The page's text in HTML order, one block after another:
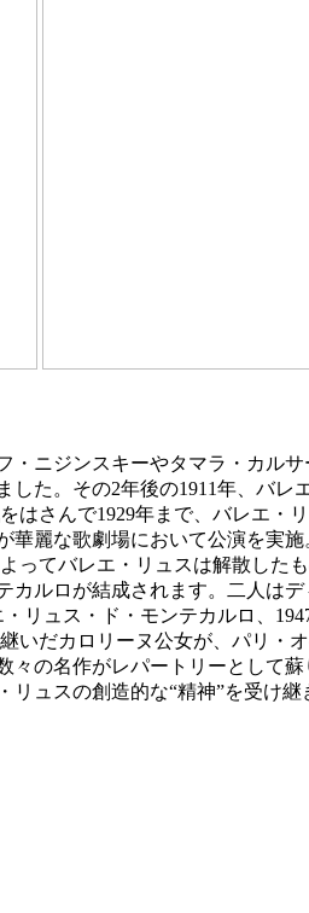
ニジンスキーやタマラ・カル
た。その2年後の1911年、バ
さんで1929年まで、バレエ・
麗な歌劇場において公演を実
てバレエ・リュスは解散した
ルロが結成されます。二人は
リュス・ド・モンテカルロ、
だカロリーヌ公女が、パリ・
の名作がレパートリーとして
ュスの創造的な“精神”を受け